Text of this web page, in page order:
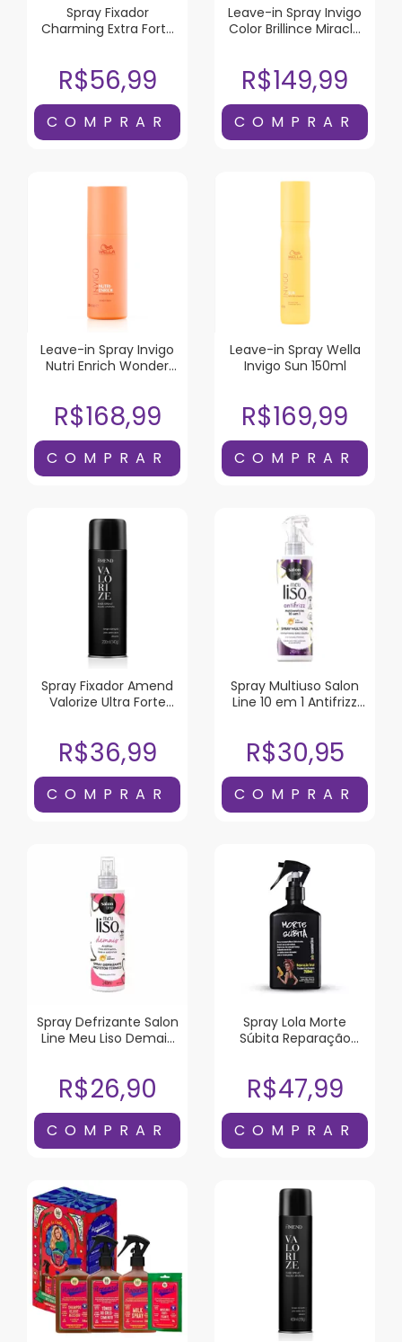
Spray Fixador
Charming Extra Forte
R$56,99
Leave-in Spray Invigo
Color Brillince Miracle
R$149,99
Leave-in Spray Invigo
Nutri Enrich Wonder
R$168,99
Leave-in Spray Wella
Invigo Sun 150ml
R$169,99
Spray Fixador Amend
Valorize Ultra Forte
R$36,99
Spray Multiuso Salon
Line 10 em 1 Antifrizz
R$30,95
Spray Defrizante Salon
Line Meu Liso Demais
R$26,90
Spray Lola Morte
Súbita Reparação
R$47,99